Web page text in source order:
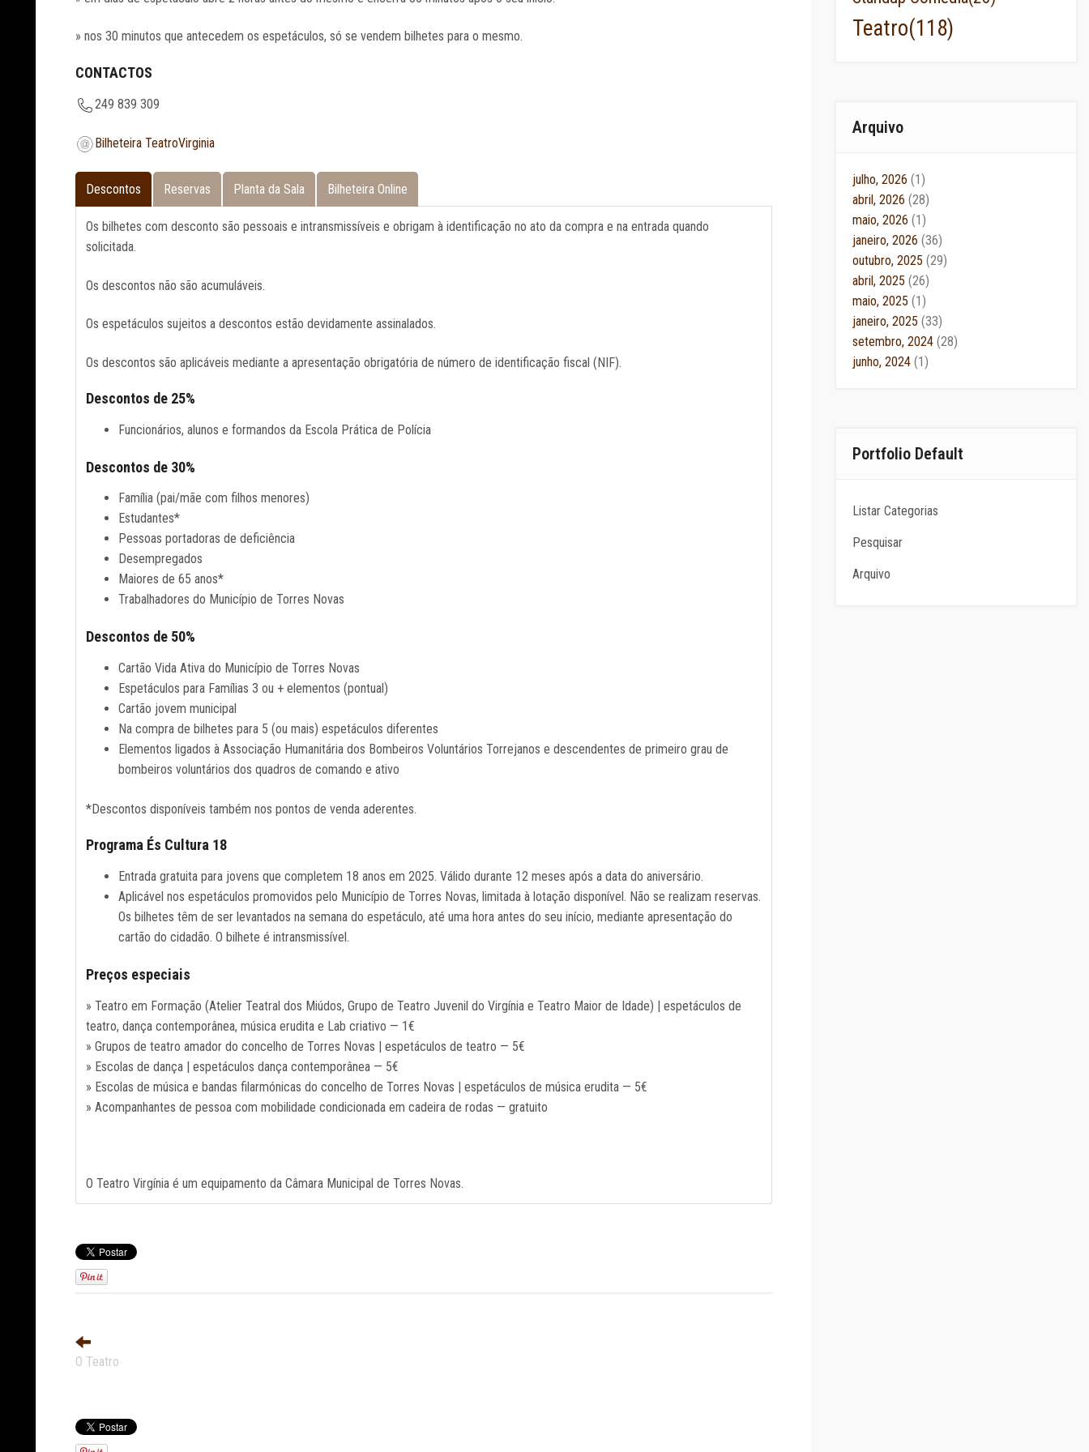
» nos 30 minutos que antecedem os espetáculos, só se vendem bilhetes para o mesmo.
CONTACTOS
249 839 309
Bilheteira TeatroVirginia
Descontos Reservas Planta da Sala Bilheteira Online
Os bilhetes com desconto são pessoais e intransmissíveis e obrigam à identificação no ato da compra e na entrada quando
solicitada.
Os descontos não são acumuláveis.
Os espetáculos sujeitos a descontos estão devidamente assinalados.
Os descontos são aplicáveis mediante a apresentação obrigatória de número de identificação fiscal (NIF).
Descontos de 25%
Funcionários, alunos e formandos da Escola Prática de Polícia
Descontos de 30%
Família (pai/mãe com filhos menores)
Estudantes*
Pessoas portadoras de deficiência
Desempregados
Maiores de 65 anos*
Trabalhadores do Município de Torres Novas
Descontos de 50%
Cartão Vida Ativa do Município de Torres Novas
Espetáculos para Famílias 3 ou + elementos (pontual)
Cartão jovem municipal
Na compra de bilhetes para 5 (ou mais) espetáculos diferentes
Elementos ligados à Associação Humanitária dos Bombeiros Voluntários Torrejanos e descendentes de primeiro grau de
bombeiros voluntários dos quadros de comando e ativo
*Descontos disponíveis também nos pontos de venda aderentes.
Programa És Cultura 18
Entrada gratuita para jovens que completem 18 anos em 2025. Válido durante 12 meses após a data do aniversário.
Aplicável nos espetáculos promovidos pelo Município de Torres Novas, limitada à lotação disponível. Não se realizam reservas.
Os bilhetes têm de ser levantados na semana do espetáculo, até uma hora antes do seu início, mediante apresentação do
cartão do cidadão. O bilhete é intransmissível.
Preços especiais
» Teatro em Formação (Atelier Teatral dos Miúdos, Grupo de Teatro Juvenil do Virgínia e Teatro Maior de Idade) | espetáculos de
teatro, dança contemporânea, música erudita e Lab criativo — 1€
» Grupos de teatro amador do concelho de Torres Novas | espetáculos de teatro — 5€
» Escolas de dança | espetáculos dança contemporânea — 5€
» Escolas de música e bandas filarmónicas do concelho de Torres Novas | espetáculos de música erudita — 5€
» Acompanhantes de pessoa com mobilidade condicionada em cadeira de rodas — gratuito
O Teatro Virgínia é um equipamento da Câmara Municipal de Torres Novas.
O Teatro
Teatro(118)
Arquivo
julho, 2026 (1)
abril, 2026 (28)
maio, 2026 (1)
janeiro, 2026 (36)
outubro, 2025 (29)
abril, 2025 (26)
maio, 2025 (1)
janeiro, 2025 (33)
setembro, 2024 (28)
junho, 2024 (1)
Portfolio Default
Listar Categorias
Pesquisar
Arquivo